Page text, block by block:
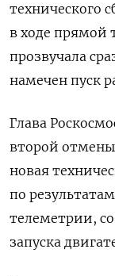
технического
в ходе прямой
прозвучала
намечен пуск
Глава
второй
новая
по
телеметрии,
запуска